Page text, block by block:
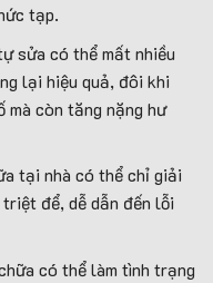
tạp.
sửa có thể mất nhiều
lại hiệu quả, đôi khi
mà còn tăng nặng hư
tại nhà có thể chỉ giải
để, dễ dẫn đến lỗi
có thể làm tình trạng